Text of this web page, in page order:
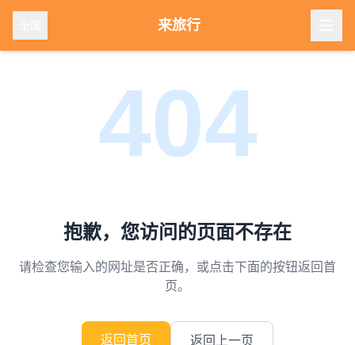
来旅行
404
抱歉，您访问的页面不存在
请检查您输入的网址是否正确，或点击下面的按钮返回首
页。
返回首页 返回上一页